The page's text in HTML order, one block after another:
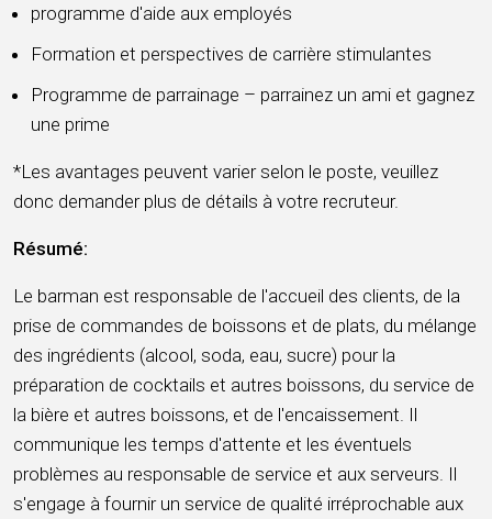
programme d'aide aux employés
Formation et perspectives de carrière stimulantes
Programme de parrainage – parrainez un ami et gagnez
une prime
*Les avantages peuvent varier selon le poste, veuillez
donc demander plus de détails à votre recruteur.
Résumé:
Le barman est responsable de l'accueil des clients, de la
prise de commandes de boissons et de plats, du mélange
des ingrédients (alcool, soda, eau, sucre) pour la
préparation de cocktails et autres boissons, du service de
la bière et autres boissons, et de l'encaissement. Il
communique les temps d'attente et les éventuels
problèmes au responsable de service et aux serveurs. Il
s'engage à fournir un service de qualité irréprochable aux